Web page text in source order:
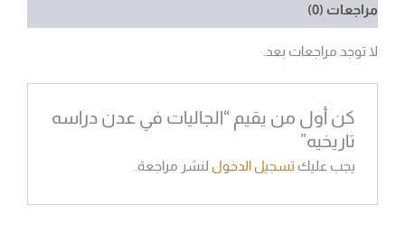
مراجعات (0)
لا توجد مراجعات بعد.
كن أول من يقيم “الجاليات في عدن دراسه
تاريخيه”
يجب عليك تسجيل الدخول لنشر مراجعة.